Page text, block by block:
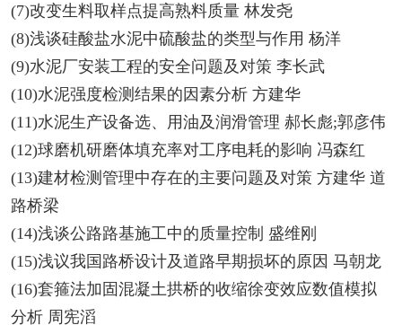
(7)改变生料取样点提高熟料质量 林发尧
(8)浅谈硅酸盐水泥中硫酸盐的类型与作用 杨洋
(9)水泥厂安装工程的安全问题及对策 李长武
(10)水泥强度检测结果的因素分析 方建华
(11)水泥生产设备选、用油及润滑管理 郝长彪;郭彦伟
(12)球磨机研磨体填充率对工序电耗的影响 冯森红
(13)建材检测管理中存在的主要问题及对策 方建华 道
路桥梁
(14)浅谈公路路基施工中的质量控制 盛维刚
(15)浅议我国路桥设计及道路早期损坏的原因 马朝龙
(16)套箍法加固混凝土拱桥的收缩徐变效应数值模拟
分析 周宪滔